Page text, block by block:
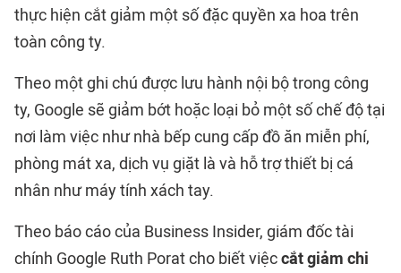
thực hiện cắt giảm một số đặc quyền xa hoa trên
toàn công ty.
Theo một ghi chú được lưu hành nội bộ trong công
ty, Google sẽ giảm bớt hoặc loại bỏ một số chế độ tại
nơi làm việc như nhà bếp cung cấp đồ ăn miễn phí,
phòng mát xa, dịch vụ giặt là và hỗ trợ thiết bị cá
nhân như máy tính xách tay.
Theo báo cáo của Business Insider, giám đốc tài
chính Google Ruth Porat cho biết việccắt giảm chi